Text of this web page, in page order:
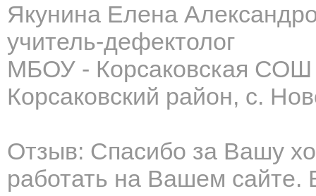
Якунина Елена
учитель-дефектолог
МБОУ - Корсаковская СОШ
Корсаковский район, с.
Отзыв: Спасибо за Вашу
работать на Вашем сайте.